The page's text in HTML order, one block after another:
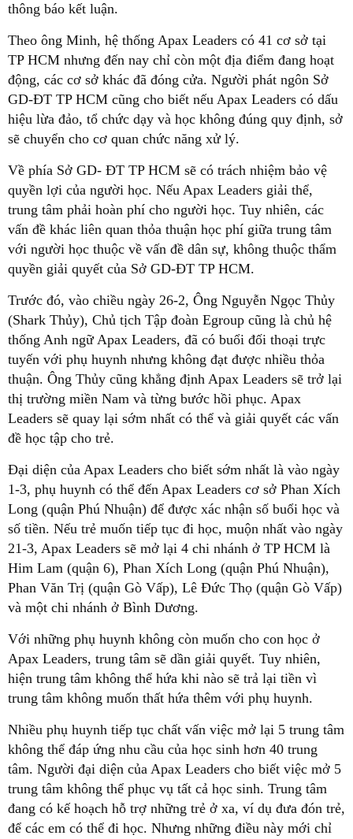
thông báo kết luận.
Theo ông Minh, hệ thống Apax Leaders có 41 cơ sở tại
TP HCM nhưng đến nay chỉ còn một địa điểm đang hoạt
động, các cơ sở khác đã đóng cửa. Người phát ngôn Sở
GD-ĐT TP HCM cũng cho biết nếu Apax Leaders có dấu
hiệu lừa đảo, tổ chức dạy và học không đúng quy định, sở
sẽ chuyển cho cơ quan chức năng xử lý.
Về phía Sở GD- ĐT TP HCM sẽ có trách nhiệm bảo vệ
quyền lợi của người học. Nếu Apax Leaders giải thể,
trung tâm phải hoàn phí cho người học. Tuy nhiên, các
vấn đề khác liên quan thỏa thuận học phí giữa trung tâm
với người học thuộc về vấn đề dân sự, không thuộc thẩm
quyền giải quyết của Sở GD-ĐT TP HCM.
Trước đó, vào chiều ngày 26-2, Ông Nguyễn Ngọc Thủy
(Shark Thủy), Chủ tịch Tập đoàn Egroup cũng là chủ hệ
thống Anh ngữ Apax Leaders, đã có buổi đối thoại trực
tuyến với phụ huynh nhưng không đạt được nhiều thỏa
thuận. Ông Thủy cũng khẳng định Apax Leaders sẽ trở lại
thị trường miền Nam và từng bước hồi phục. Apax
Leaders sẽ quay lại sớm nhất có thể và giải quyết các vấn
đề học tập cho trẻ.
Đại diện của Apax Leaders cho biết sớm nhất là vào ngày
1-3, phụ huynh có thể đến Apax Leaders cơ sở Phan Xích
Long (quận Phú Nhuận) để được xác nhận số buổi học và
số tiền. Nếu trẻ muốn tiếp tục đi học, muộn nhất vào ngày
21-3, Apax Leaders sẽ mở lại 4 chi nhánh ở TP HCM là
Him Lam (quận 6), Phan Xích Long (quận Phú Nhuận),
Phan Văn Trị (quận Gò Vấp), Lê Đức Thọ (quận Gò Vấp)
và một chi nhánh ở Bình Dương.
Với những phụ huynh không còn muốn cho con học ở
Apax Leaders, trung tâm sẽ dần giải quyết. Tuy nhiên,
hiện trung tâm không thể hứa khi nào sẽ trả lại tiền vì
trung tâm không muốn thất hứa thêm với phụ huynh.
Nhiều phụ huynh tiếp tục chất vấn việc mở lại 5 trung tâm
không thể đáp ứng nhu cầu của học sinh hơn 40 trung
tâm. Người đại diện của Apax Leaders cho biết việc mở 5
trung tâm không thể phục vụ tất cả học sinh. Trung tâm
đang có kế hoạch hỗ trợ những trẻ ở xa, ví dụ đưa đón trẻ,
để các em có thể đi học. Nhưng những điều này mới chỉ